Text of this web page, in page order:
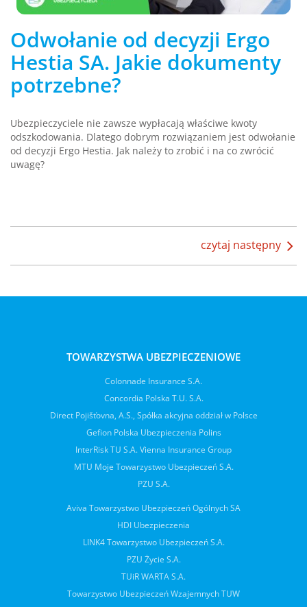
Odwołanie od decyzji Ergo
Hestia SA. Jakie dokumenty
potrzebne?
Ubezpieczyciele nie zawsze wypłacają właściwe kwoty
odszkodowania. Dlatego dobrym rozwiązaniem jest odwołanie
od decyzji Ergo Hestia. Jak należy to zrobić i na co zwrócić
uwagę?
czytaj następny
TOWARZYSTWA UBEZPIECZENIOWE
Colonnade Insurance S.A.
Concordia Polska T.U. S.A.
Direct Pojišťovna, A.S., Spółka akcyjna oddział w Polsce
Gefion Polska Ubezpieczenia Polins
InterRisk TU S.A. Vienna Insurance Group
MTU Moje Towarzystwo Ubezpieczeń S.A.
PZU S.A.
Aviva Towarzystwo Ubezpieczeń Ogólnych SA
HDI Ubezpieczenia
LINK4 Towarzystwo Ubezpieczeń S.A.
PZU Życie S.A.
TUiR WARTA S.A.
Towarzystwo Ubezpieczeń Wzajemnych TUW